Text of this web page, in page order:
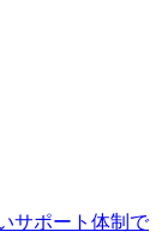
サポート体制で